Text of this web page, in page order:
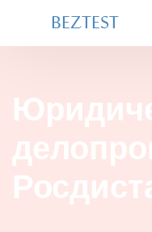
BEZTEST